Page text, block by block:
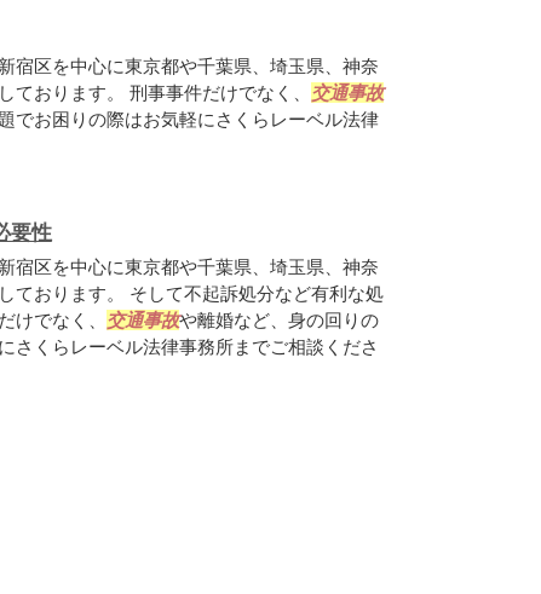
宿区を中心に東京都や千葉県、埼玉県、神奈
ております。 刑事事件だけでなく、 交通事故
でお困りの際はお気軽にさくらレーベル法律
要性
宿区を中心に東京都や千葉県、埼玉県、神奈
ております。 そして不起訴処分など有利な処
けでなく、 交通事故や離婚など、身の回りの
さくらレーベル法律事務所までご相談くださ